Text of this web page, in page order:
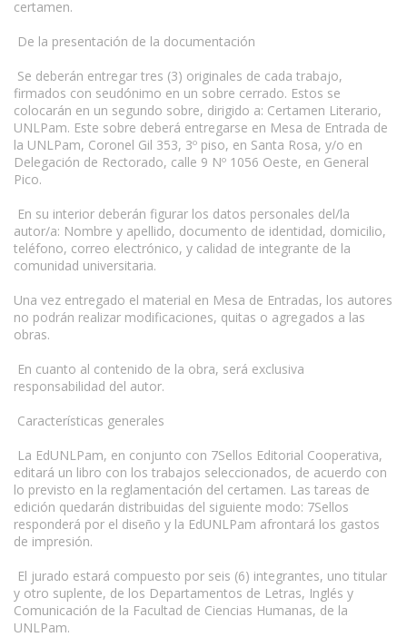
certamen.
De la presentación de la documentación
Se deberán entregar tres (3) originales de cada trabajo,
firmados con seudónimo en un sobre cerrado. Estos se
colocarán en un segundo sobre, dirigido a: Certamen Literario,
UNLPam. Este sobre deberá entregarse en Mesa de Entrada de
la UNLPam, Coronel Gil 353, 3º piso, en Santa Rosa, y/o en
Delegación de Rectorado, calle 9 Nº 1056 Oeste, en General
Pico.
En su interior deberán figurar los datos personales del/la
autor/a: Nombre y apellido, documento de identidad, domicilio,
teléfono, correo electrónico, y calidad de integrante de la
comunidad universitaria.
Una vez entregado el material en Mesa de Entradas, los autores
no podrán realizar modificaciones, quitas o agregados a las
obras.
En cuanto al contenido de la obra, será exclusiva
responsabilidad del autor.
Características generales
La EdUNLPam, en conjunto con 7Sellos Editorial Cooperativa,
editará un libro con los trabajos seleccionados, de acuerdo con
lo previsto en la reglamentación del certamen. Las tareas de
edición quedarán distribuidas del siguiente modo: 7Sellos
responderá por el diseño y la EdUNLPam afrontará los gastos
de impresión.
El jurado estará compuesto por seis (6) integrantes, uno titular
y otro suplente, de los Departamentos de Letras, Inglés y
Comunicación de la Facultad de Ciencias Humanas, de la
UNLPam.